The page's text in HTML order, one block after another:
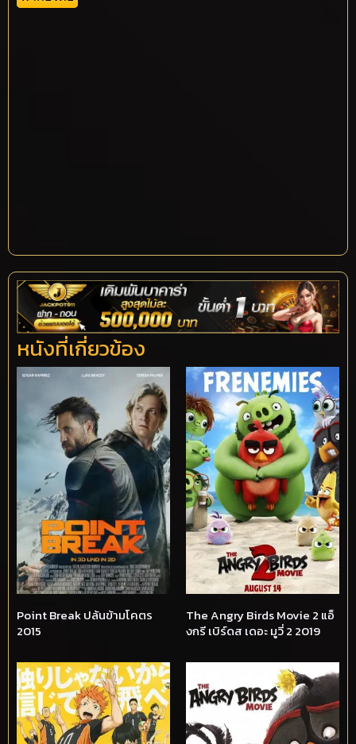
หนังที่เกี่ยวข้อง
Point Break ปล้นข้ามโคตร
2015
The Angry Birds Movie 2 แอ็
งกรี เบิร์ดส เดอะ มูวี่ 2 2019